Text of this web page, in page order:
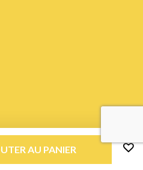
AU PANIER
parL'Agence Web Cibleweb